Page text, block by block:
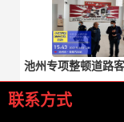
联系方式